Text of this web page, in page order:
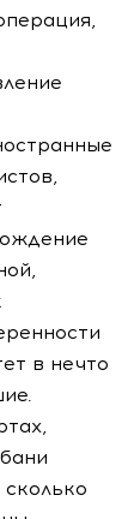
в нечто